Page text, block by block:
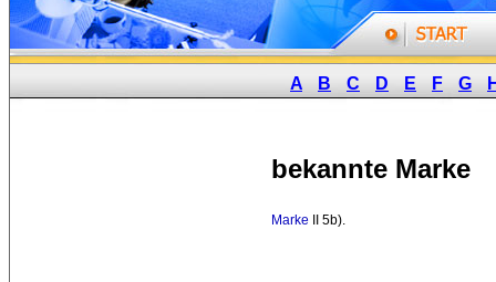
A B C D E F G
bekannte Marke
Marke II 5b).